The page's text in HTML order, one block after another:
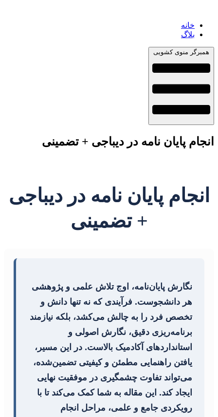
خانه
بلاگ
همبرگر منوی کشویی
انجام پایان نامه در دیباجی + تضمینی
انجام پایان نامه در دیباجی
+ تضمینی
نگارش پایان‌نامه، اوج تلاش علمی و پژوهشی
هر دانشجوست. فرآیندی که نه تنها دانش و
تخصص فرد را به چالش می‌کشد، بلکه نیازمند
برنامه‌ریزی دقیق، نگارش اصولی و
استانداردهای آکادمیک بالاست. در این مسیر،
یافتن راهنمایی مطمئن و کیفیتی تضمین‌شده،
می‌تواند تفاوت چشمگیری در موفقیت نهایی
ایجاد کند. این مقاله به شما کمک می‌کند تا با
رویکردی جامع و علمی، مراحل انجام